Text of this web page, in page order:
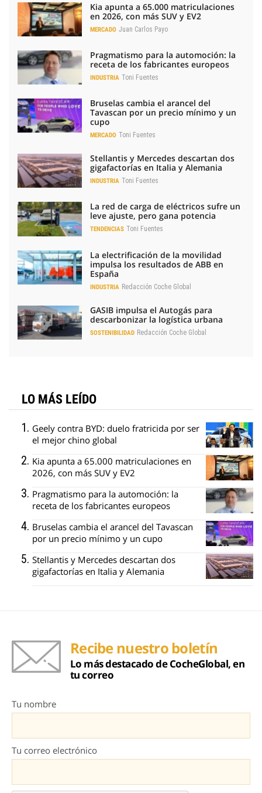
Kia apunta a 65.000 matriculaciones
en 2026, con más SUV y EV2
MERCADO Juan Carlos Payo
Pragmatismo para la automoción: la
receta de los fabricantes europeos
INDUSTRIA Toni Fuentes
Bruselas cambia el arancel del
Tavascan por un precio mínimo y un
cupo
MERCADO Toni Fuentes
Stellantis y Mercedes descartan dos
gigafactorías en Italia y Alemania
INDUSTRIA Toni Fuentes
La red de carga de eléctricos sufre un
leve ajuste, pero gana potencia
TENDENCIAS Toni Fuentes
La electrificación de la movilidad
impulsa los resultados de ABB en
España
INDUSTRIA Redacción Coche Global
GASIB impulsa el Autogás para
descarbonizar la logística urbana
SOSTENIBILIDAD Redacción Coche Global
LO MÁS LEÍDO
Geely contra BYD: duelo fratricida por ser
el mejor chino global
Kia apunta a 65.000 matriculaciones en
2026, con más SUV y EV2
Pragmatismo para la automoción: la
receta de los fabricantes europeos
Bruselas cambia el arancel del Tavascan
por un precio mínimo y un cupo
Stellantis y Mercedes descartan dos
gigafactorías en Italia y Alemania
Recibe nuestro boletín
Lo más destacado de CocheGlobal, en
tu correo
Tu nombre
Tu correo electrónico